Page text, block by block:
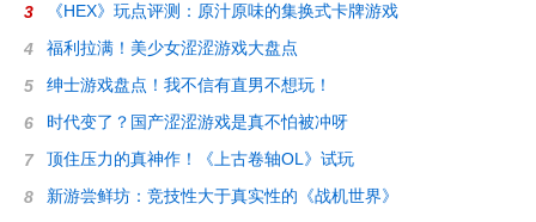
3 《HEX》玩点评测：原汁原味的集换式卡牌游戏
4 福利拉满！美少女涩涩游戏大盘点
5 绅士游戏盘点！我不信有直男不想玩！
6 时代变了？国产涩涩游戏是真不怕被冲呀
7 顶住压力的真神作！《上古卷轴OL》试玩
8 新游尝鲜坊：竞技性大于真实性的《战机世界》